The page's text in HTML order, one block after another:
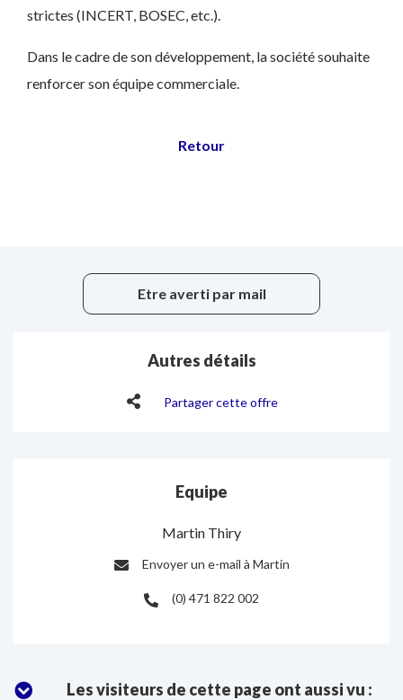
strictes (INCERT, BOSEC, etc.).
Dans le cadre de son développement, la société souhaite
renforcer son équipe commerciale.
Etre averti par mail
Autres détails
Partager cette offre
Equipe
Martin Thiry
Envoyer un e-mail à Martin
(0) 471 822 002
Les visiteurs de cette page ont aussi vu :